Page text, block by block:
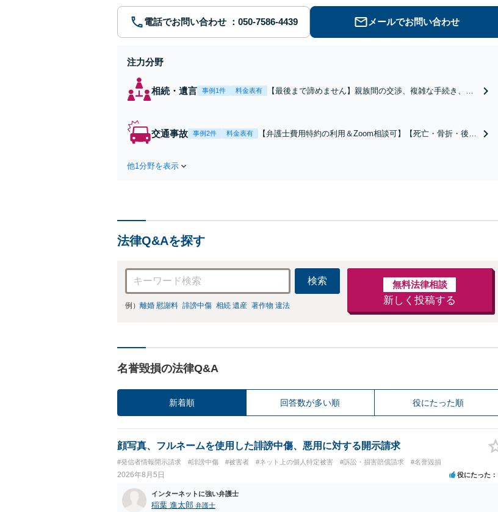
電話でお問い合わせ メールでお問い合わせ
注力分野
相続・遺言 事例1件 料金表有
【最後まで諦めません】親族間の交渉、複雑な手続き、全
能。【JR千葉駅近く】駐車場あり
交通事故 事例2件 料金表有
【弁護士費用特約の利用＆Zoom相談可】【死亡・骨折・後遺
他1分野を表示
法律Q&Aを探す
検索
例） 離婚 慰謝料 誹謗中傷 相続 遺産 著作物 違法
無料法律相談
新しく投稿する
名誉毀損の法律Q&A
新着順 回答数が多い順 役にたった順
顔写真、フルネームを使用した誹謗中傷、悪用に対する開示請求
#発信者情報開示請求 #誹謗中傷 #被害者 #ネット上の個人特定被害 #訴訟・損害賠償請求 #名誉毀損
2026年8月5日 役にたった
インターネットに強い弁護士
稲葉 進太郎 弁護士